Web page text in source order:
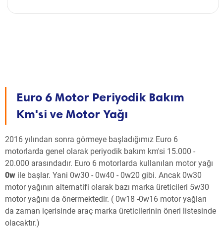
Euro 6 Motor Periyodik Bakım
Km'si ve Motor Yağı
2016 yılından sonra görmeye başladığımız Euro 6
motorlarda genel olarak periyodik bakım km'si 15.000 -
20.000 arasındadır. Euro 6 motorlarda kullanılan motor yağı
0w ile başlar. Yani 0w30 - 0w40 - 0w20 gibi. Ancak 0w30
motor yağının alternatifi olarak bazı marka üreticileri 5w30
motor yağını da önermektedir. ( 0w18 -0w16 motor yağları
da zaman içerisinde araç marka üreticilerinin öneri listesinde
olacaktır.)